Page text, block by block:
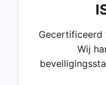
Gecertificeerd
Wij